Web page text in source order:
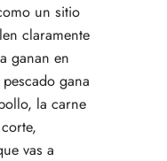
un sitio
claramente
ganan en
gana
la carne
vas a